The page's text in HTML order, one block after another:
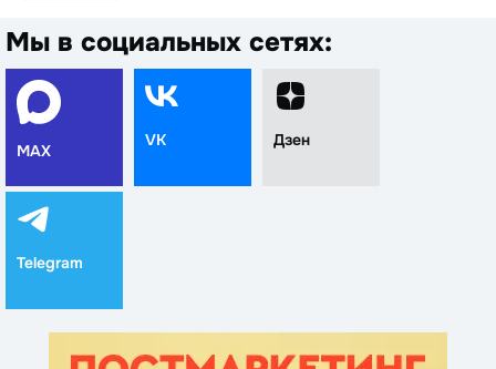
Мы в социальных сетях:
MAX
VK Дзен
Telegram